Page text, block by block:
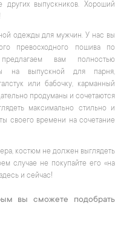
других выпускников. Хороший
одежды для мужчин. У нас вы
превосходного пошива по
вам полностью
на выпускной для парня,
или бабочку, карманный
продуманы и сочетаются
максимально стильно и
своего времени на сочетание
костюм не должен выглядеть
случае не покупайте его «на
и сейчас!
вы сможете подобрать